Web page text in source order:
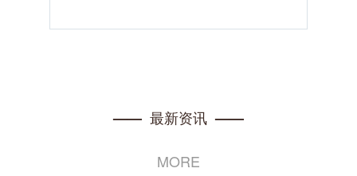
—— 最新资讯——
MORE